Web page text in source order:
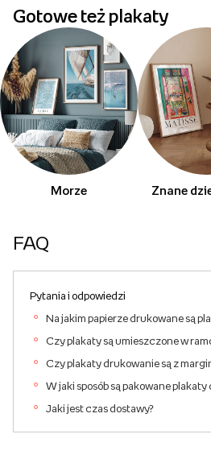
Gotowe też plakaty
Morze Znane
FAQ
Pytania i odpowiedzi
Na jakim papierze drukowane są
Czy plakaty są umieszczone w
Czy plakaty drukowanie są z
W jaki sposób są pakowane plakaty
Jaki jest czas dostawy?